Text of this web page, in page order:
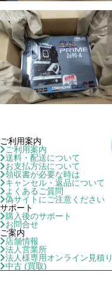
ご利用案内
ご利用案内
送料・配送について
お支払方法について
領収書が必要な時は
キャンセル・返品について
よくあるご質問
偽サイトにご注意ください
サポート
購入後のサポート
お問合せ
ご案内
店舗情報
法人営業所
法人様専用オンライン見積り
中古 (買取)